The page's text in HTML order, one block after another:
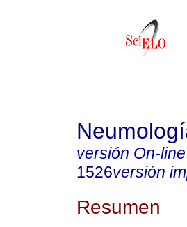
versión On-line
1526versión
Resumen